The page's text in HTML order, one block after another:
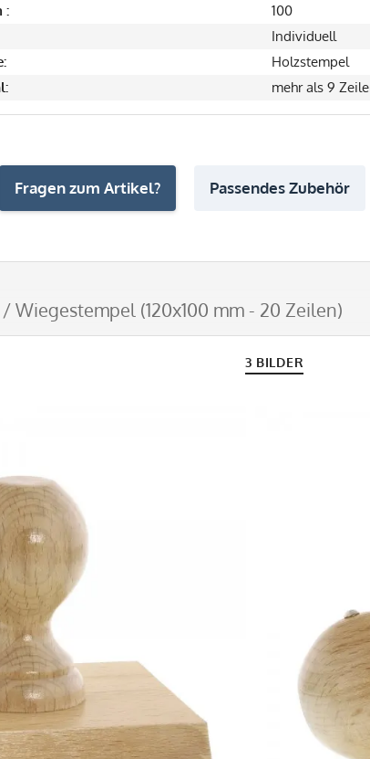
:
100
Individuell
Holzstempel
mehr als 9
Fragen zum Artikel? Passendes Zubehör
Wiegestempel (120x100 mm - 20 Zeilen)
3 BILDER